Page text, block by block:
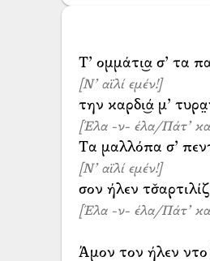
[Ν’ αϊλί εμέν!]
[Έλα -ν- έλα/Πάτ’
[Ν’ αϊλί εμέν!]
[Έλα -ν- έλα/Πάτ’